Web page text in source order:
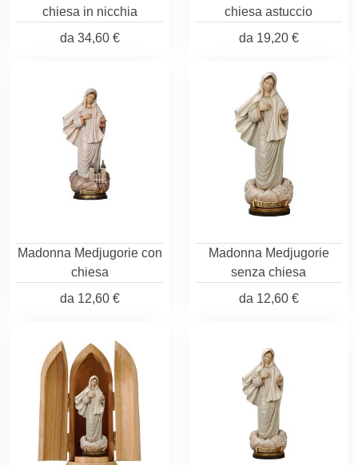
chiesa in nicchia
da 34,60 €
chiesa astuccio
da 19,20 €
Madonna Medjugorie con
chiesa
da 12,60 €
Madonna Medjugorie
senza chiesa
da 12,60 €